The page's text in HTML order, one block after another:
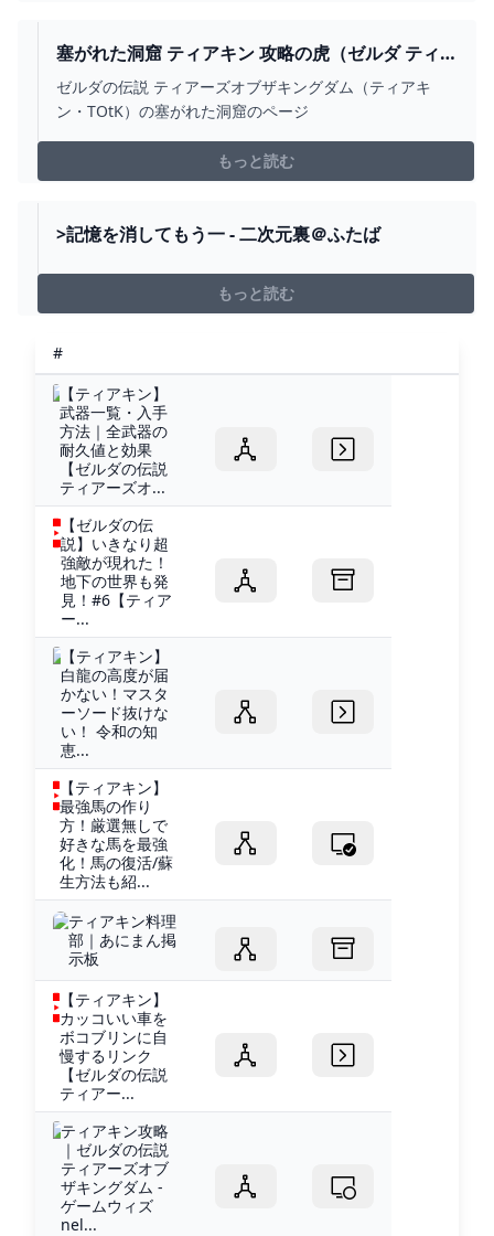
塞がれた洞窟 ティアキン 攻略の虎（ゼルダ ティ
アーズオブザキングダム）
ゼルダの伝説 ティアーズオブザキングダム（ティアキ
ン・TOtK）の塞がれた洞窟のページ
もっと読む
>記憶を消してもう一 - 二次元裏＠ふたば
もっと読む
#
【ティアキン】
武器一覧・入手
方法｜全武器の
耐久値と効果
【ゼルダの伝説
ティアーズオ...
【ゼルダの伝
説】いきなり超
強敵が現れた！
地下の世界も発
見！#6【ティア
ー...
【ティアキン】
白龍の高度が届
かない！マスタ
ーソード抜けな
い！ 令和の知
恵...
【ティアキン】
最強馬の作り
方！厳選無しで
好きな馬を最強
化！馬の復活/蘇
生方法も紹...
ティアキン料理
部｜あにまん掲
示板
【ティアキン】
カッコいい車を
ボコブリンに自
慢するリンク
【ゼルダの伝説
ティアー...
ティアキン攻略
｜ゼルダの伝説
ティアーズオブ
ザキングダム -
ゲームウィズ
nel...